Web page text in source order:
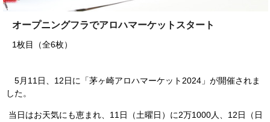
オープニングフラでアロハマーケットスタート
1枚目（全6枚）
5月11日、12日に「茅ヶ崎アロハマーケット2024」が開催されま
した。
当日はお天気にも恵まれ、11日（土曜日）に2万1000人、12日（日